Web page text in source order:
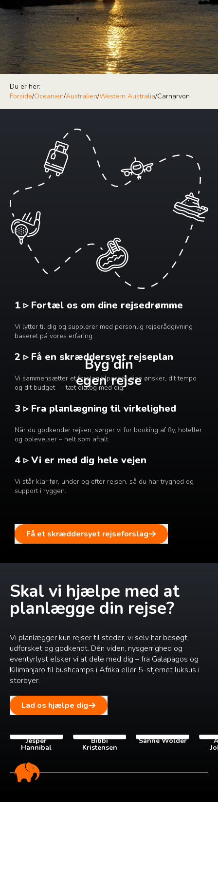
Du er her:
Forside/Oceanien/Australien/Western Australia/Carnarvon
Byg din
egen rejse
1 ▹ Fortæl os om dine rejsedrømme
Vi lytter til dig og supplerer med personlig rejserådgivning
baseret på vores erfaring.
2 ▹ Få en skræddersyet rejseplan
Vi sammensætter et forslag tilpasset dine ønsker, dit tempo
og dit budget – i tæt dialog med dig.
3 ▹ Fra planlægning til virkelighed
Når du godkender rejsen, sørger vi for booking af fly, hoteller
og oplevelser – helt som aftalt.
4 ▹ Vi er med dig hele vejen
Vi står klar før, under og efter rejsen, så du har tryghed og
support i ryggen.
Få et skræddersyet rejseforslag
Skal vi hjælpe med at
planlægge din rejse?
Vi planlægger kun rejser til steder, vi selv har besøgt,
udforsket og godkendt. Dén viden, nysgerrighed og
eventyrlyst elsker vi at dele med dig – fra Galapagos og
Kilimanjaro til bushcamps i Afrika eller 5-stjernet luksus i
storbyer.
Lad os hjælpe dig
Jesper
Hannibal
Bibbi
Kristensen
Sanne Wolder